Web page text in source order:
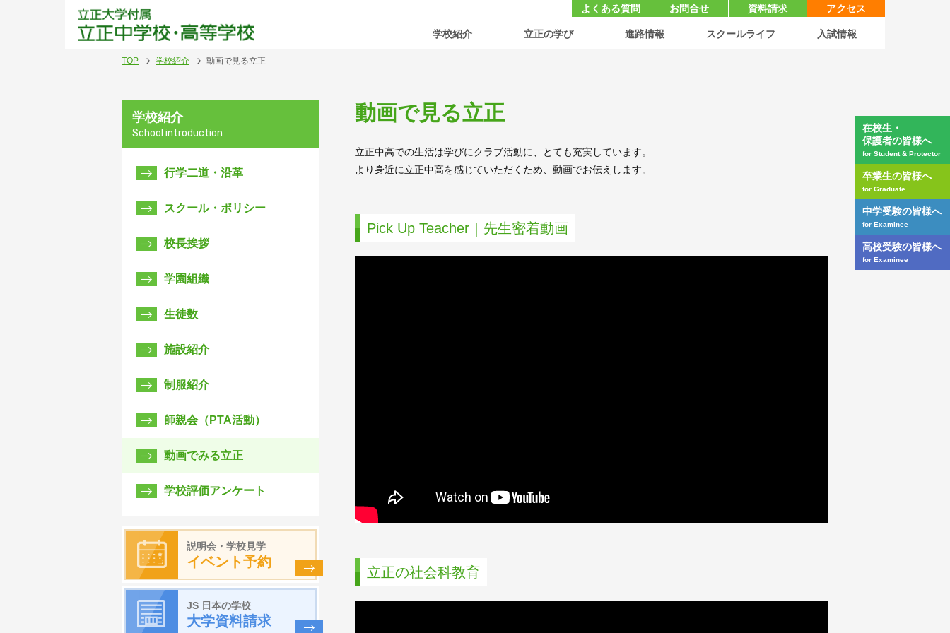
立正大学付属 立正中学校・高等学校
学校紹介 立正の学び 進路情報 スクールライフ 入試情報
よくある質問 お問合せ 資料請求 アクセス
TOP 学校紹介 動画で見る立正
動画で見る立正
立正中高での生活は学びにクラブ活動に、とても充実しています。
より身近に立正中高を感じていただくため、動画でお伝えします。
Pick Up Teacher｜先生密着動画
立正の社会科教育
学校紹介
School introduction
行学二道・沿革
スクール・ポリシー
校長挨拶
学園組織
生徒数
施設紹介
制服紹介
師親会（PTA活動）
動画でみる立正
学校評価アンケート
説明会・学校見学
イベント予約
JS 日本の学校
大学資料請求
在校生・
保護者の皆様へ
for Student & Protector
卒業生の皆様へ
for Graduate
中学受験の皆様へ
for Examinee
高校受験の皆様へ
for Examinee